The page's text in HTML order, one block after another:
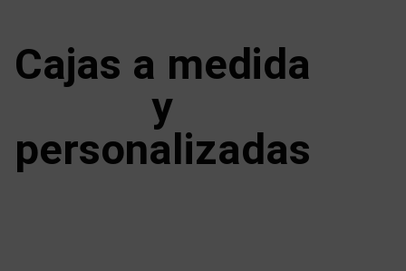
Cajas a medida
y
personalizadas